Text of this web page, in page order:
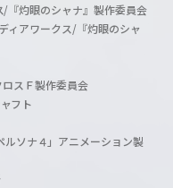
『灼眼のシャナ』製作委員会
ィアワークス/『灼眼のシャ
スＦ製作委員会
フト
ソナ４」アニメーション製